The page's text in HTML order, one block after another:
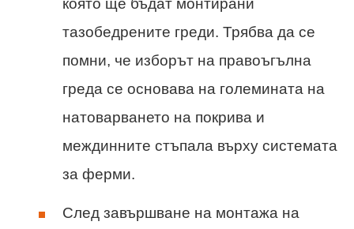
която ще бъдат монтирани
тазобедрените греди. Трябва да се
помни, че изборът на правоъгълна
греда се основава на големината на
натоварването на покрива и
междинните стъпала върху системата
за ферми.
След завършване на монтажа на